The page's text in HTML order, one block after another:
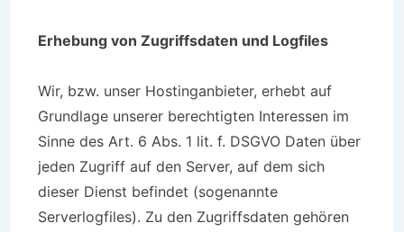
Erhebung von Zugriffsdaten und Logfiles
Wir, bzw. unser Hostinganbieter, erhebt auf
Grundlage unserer berechtigten Interessen im
Sinne des Art. 6 Abs. 1 lit. f. DSGVO Daten über
jeden Zugriff auf den Server, auf dem sich
dieser Dienst befindet (sogenannte
Serverlogfiles). Zu den Zugriffsdaten gehören